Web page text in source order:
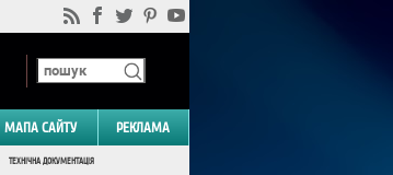
МАПА САЙТУ РЕКЛАМА
ТЕХНІЧНА ДОКУМЕНТАЦІЯ